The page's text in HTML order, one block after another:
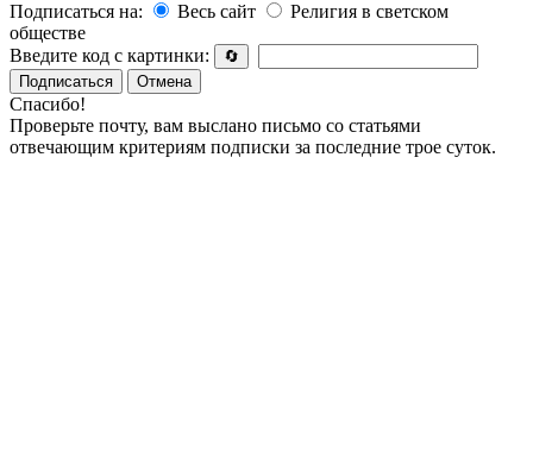
Подписаться на:
Весь сайт
Религия в светском
обществе
Введите код с картинки:
🔄
Подписаться
Отмена
Спасибо!
Проверьте почту, вам выслано письмо со статьями
отвечающим критериям подписки за последние трое суток.